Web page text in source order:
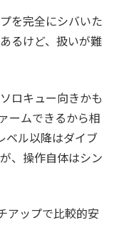
を完全にシバいた
るけど、扱いが難
ロキュー向きかも
ームできるから相
ベル以降はダイブ
、操作自体はシン
アップで比較的安